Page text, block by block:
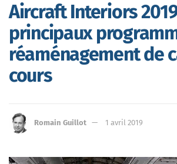
Aircraft Interiors
principaux
réaménagement de
cours
Romain Guillot 1 avril 2019